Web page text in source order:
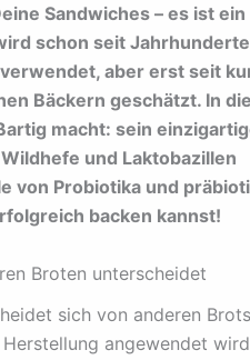
Sandwiches – es ist ein
schon seit
aber erst seit
Bäckern geschätzt. In
macht: sein
und Laktobazillen
von Probiotika und
backen kannst!
Broten unterscheidet
sich von anderen
angewendet